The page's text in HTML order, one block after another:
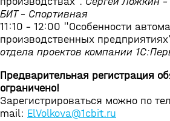
БИТ - Спортивная
11:10 - 12:00 "Особенности
производственных
отдела проектов компании
Предварительная регистрация
ограничено!
Зарегистрироваться можно по
mail: ElVolkova@1cbit.ru